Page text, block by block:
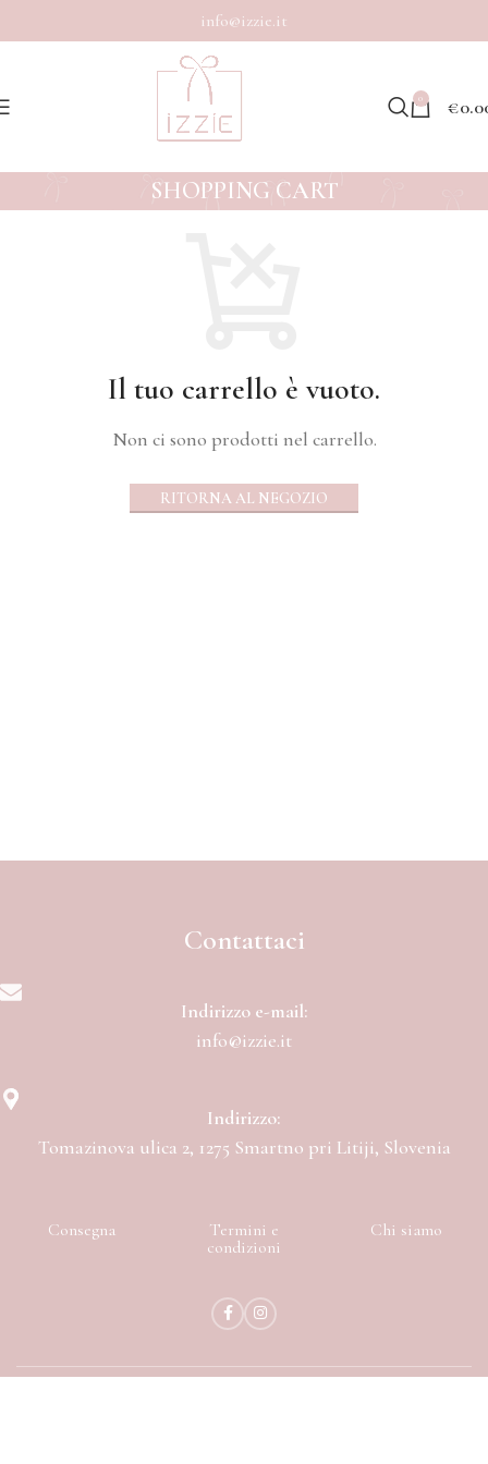
info@izzie.it
0 €
SHOPPING CART
Il tuo carrello è vuoto.
Non ci sono prodotti nel carrello.
RITORNA AL NEGOZIO
Contattaci
Indirizzo e-mail:
info@izzie.it
Indirizzo:
Tomazinova ulica 2, 1275 Smartno pri Litiji, Slovenia
Consegna
Termini e
condizioni
Chi siamo